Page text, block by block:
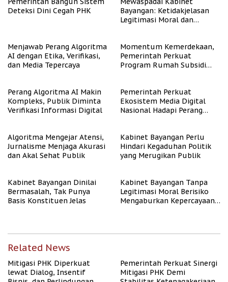
Deteksi Dini Cegah PHK
Bayangan: Ketidakjelasan
Legitimasi Moral dan
Menjawab Perang Algoritma
AI dengan Etika, Verifikasi,
dan Media Tepercaya
Momentum Kemerdekaan,
Pemerintah Perkuat
Program Rumah Subsidi
Perang Algoritma AI Makin
Kompleks, Publik Diminta
Verifikasi Informasi Digital
Pemerintah Perkuat
Ekosistem Media Digital
Nasional Hadapi Perang
Algoritma Mengejar Atensi,
Jurnalisme Menjaga Akurasi
dan Akal Sehat Publik
Kabinet Bayangan Perlu
Hindari Kegaduhan Politik
yang Merugikan Publik
Kabinet Bayangan Dinilai
Bermasalah, Tak Punya
Basis Konstituen Jelas
Kabinet Bayangan Tanpa
Legitimasi Moral Berisiko
Mengaburkan Kepercayaan
Related News
Mitigasi PHK Diperkuat
lewat Dialog, Insentif
Pemerintah Perkuat Sinergi
Mitigasi PHK Demi